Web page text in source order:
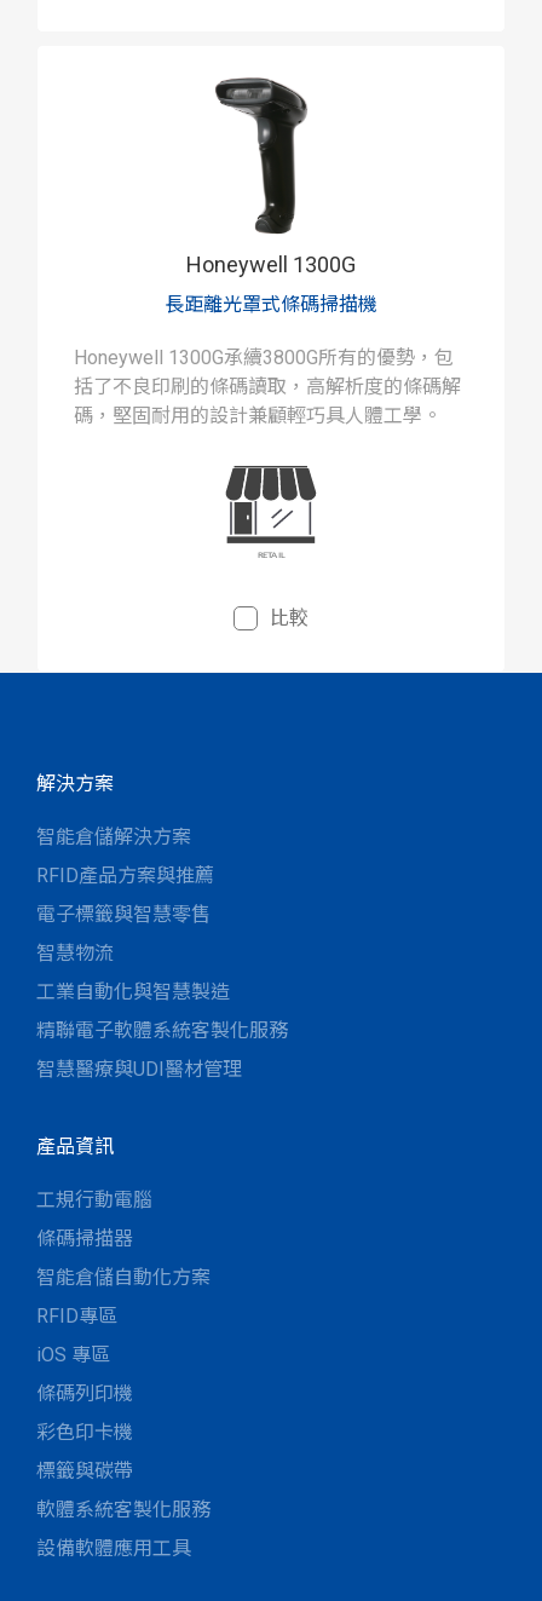
Honeywell 1300G
長距離光罩式條碼掃描機
Honeywell 1300G承續3800G所有的優勢，包
括了不良印刷的條碼讀取，高解析度的條碼解
碼，堅固耐用的設計兼顧輕巧具人體工學。
比較
解決方案
智能倉儲解決方案
RFID產品方案與推薦
電子標籤與智慧零售
智慧物流
工業自動化與智慧製造
精聯電子軟體系統客製化服務
智慧醫療與UDI醫材管理
產品資訊
工規行動電腦
條碼掃描器
智能倉儲自動化方案
RFID專區
iOS 專區
條碼列印機
彩色印卡機
標籤與碳帶
軟體系統客製化服務
設備軟體應用工具